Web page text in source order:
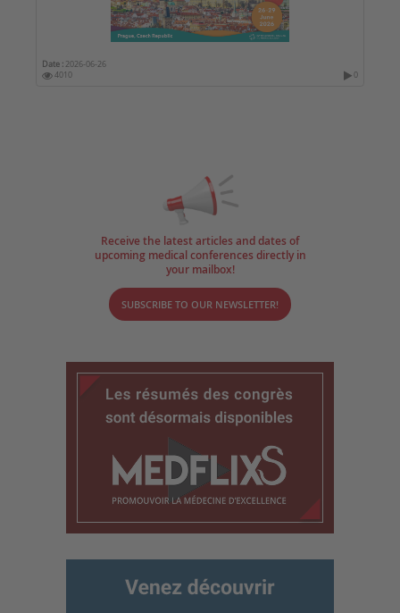
Date : 2026-06-26
4010
0
Receive the latest articles and dates of
upcoming medical conferences directly in
your mailbox!
SUBSCRIBE TO OUR NEWSLETTER!